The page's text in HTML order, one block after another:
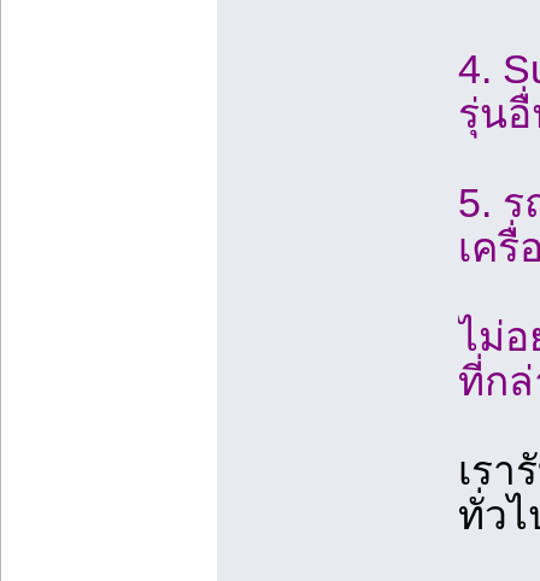
4.
รุ่น
5. ร
เครื่
ไม่
ที่ก
เรา
ทั่ว